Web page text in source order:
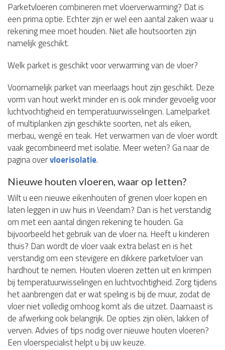
Parketvloeren combineren met vloerverwarming? Dat is
een prima optie. Echter zijn er wel een aantal zaken waar u
rekening mee moet houden. Niet alle houtsoorten zijn
namelijk geschikt.
Welk parket is geschikt voor verwarming van de vloer?
Voornamelijk parket van meerlaags hout zijn geschikt. Deze
vorm van hout werkt minder en is ook minder gevoelig voor
luchtvochtigheid en temperatuurwisselingen. Lamelparket
of multiplanken zijn geschikte soorten, net als eiken,
merbau, wengé en teak. Het verwarmen van de vloer wordt
vaak gecombineerd met isolatie. Meer weten? Ga naar de
pagina overvloerisolatie.
Nieuwe houten vloeren, waar op letten?
Wilt u een nieuwe eikenhouten of grenen vloer kopen en
laten leggen in uw huis in Veendam? Dan is het verstandig
om met een aantal dingen rekening te houden. Ga
bijvoorbeeld het gebruik van de vloer na. Heeft u kinderen
thuis? Dan wordt de vloer vaak extra belast en is het
verstandig om een stevigere en dikkere parketvloer van
hardhout te nemen. Houten vloeren zetten uit en krimpen
bij temperatuurwisselingen en luchtvochtigheid. Zorg tijdens
het aanbrengen dat er wat speling is bij de muur, zodat de
vloer niet volledig omhoog komt als die uitzet. Daarnaast is
de afwerking ook belangrijk. De opties zijn oliën, lakken of
verven. Advies of tips nodig over nieuwe houten vloeren?
Een vloerspecialist helpt u bij uw keuze.